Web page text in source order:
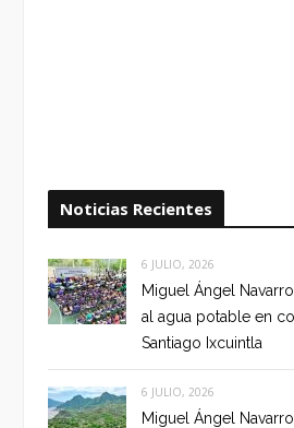
Noticias Recientes
6 JULIO, 2026
Miguel Ángel
al agua potable en
Santiago Ixcuintla
6 JULIO, 2026
Miguel Ángel